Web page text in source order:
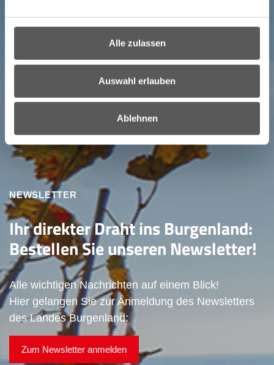
Alle zulassen
Auswahl erlauben
Ablehnen
NEWSLETTER
Ihr direkter Draht ins Burgenland:
Bestellen Sie unseren Newsletter!
Alle wichtigen Nachrichten auf einem Blick!
Hier gelangen Sie zur Anmeldung des Newsletters
des Landes Burgenland:
Zum Newsletter anmelden